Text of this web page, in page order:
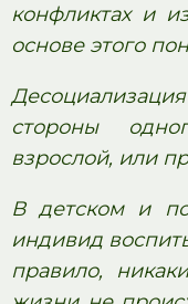
конфликтах и
основе этого
стороны
взрослой, или
В детском и
индивид
правило,